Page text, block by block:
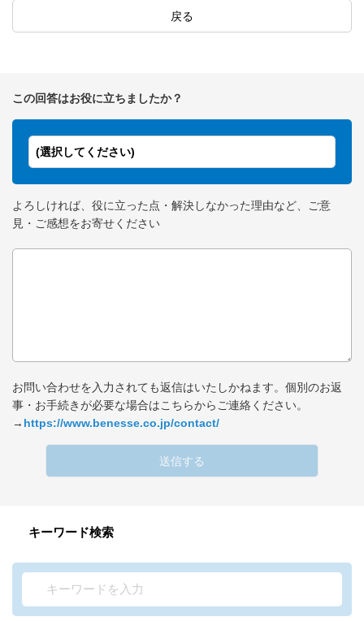
戻る
この回答はお役に立ちましたか？
(選択してください)
よろしければ、役に立った点・解決しなかった理由など、ご意
見・ご感想をお寄せください
お問い合わせを入力されても返信はいたしかねます。個別のお返
事・お手続きが必要な場合はこちらからご連絡ください。
→ https://www.benesse.co.jp/contact/
送信する
キーワード検索